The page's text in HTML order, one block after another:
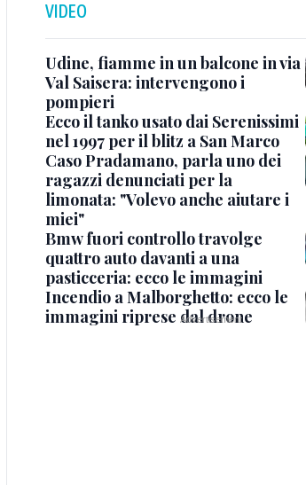
VIDEO
Udine, fiamme in un balcone in via
Val Saisera: intervengono i
pompieri
Ecco il tanko usato dai Serenissimi
nel 1997 per il blitz a San Marco
Caso Pradamano, parla uno dei
ragazzi denunciati per la
limonata: "Volevo anche aiutare i
miei"
Bmw fuori controllo travolge
quattro auto davanti a una
pasticceria: ecco le immagini
Incendio a Malborghetto: ecco le
immagini riprese dal drone